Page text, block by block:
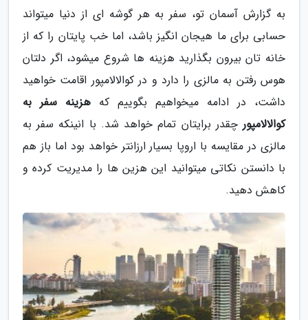
به گزارش آسمان تو، سفر به هر گوشه ای از دنیا میتواند
حسابی برای ما هیجان انگیز باشد، اما خب پایتان را که از
خانه تان بیرون بگذارید هزینه ها شروع میشود، اگر دلتان
هوس رفتن به مالزی را دارد و در کوالالامپور اقامت خواهید
داشت، در ادامه میخواهیم بگوییم که هزینه سفر به
کوالالامپورچقدر برایتان تمام خواهد شد. با انینکه سفر به
مالزی در مقایسه با اروپا بسیار ارزانتر خواهد بود اما باز هم
با دانستن نکاتی میتوانید این هزین ها را مدیریت کرده و
کاهش دهید.